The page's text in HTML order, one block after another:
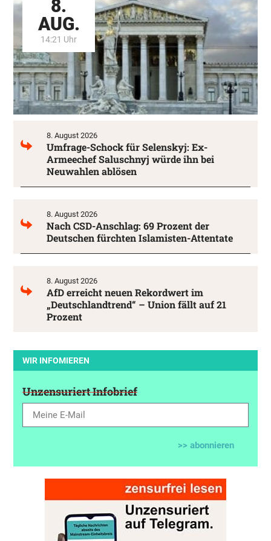
8.
AUG.
14:21 Uhr
8. August 2026
Umfrage-Schock für Selenskyj: Ex-
Armeechef Saluschnyj würde ihn bei
Neuwahlen ablösen
8. August 2026
Nach CSD-Anschlag: 69 Prozent der
Deutschen fürchten Islamisten-Attentate
8. August 2026
AfD erreicht neuen Rekordwert im
„Deutschlandtrend“ – Union fällt auf 21
Prozent
WIR INFOMIEREN
Unzensuriert Infobrief
>> abonnieren